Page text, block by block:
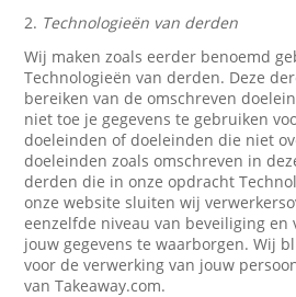
2. Technologieën van derden
Wij maken zoals eerder benoemd
Technologieën van derden. Deze
bereiken van de omschreven
niet toe je gegevens te gebruiken
doeleinden of doeleinden die niet
doeleinden zoals omschreven in
derden die in onze opdracht
onze website sluiten wij
eenzelfde niveau van beveiliging
jouw gegevens te waarborgen. Wij
voor de verwerking van jouw
van Takeaway.com.